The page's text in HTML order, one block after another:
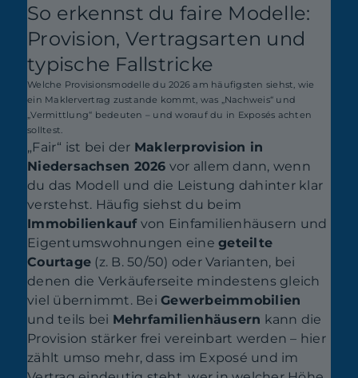
So erkennst du faire Modelle:
Provision, Vertragsarten und
typische Fallstricke
Welche Provisionsmodelle du 2026 am häufigsten siehst, wie
ein Maklervertrag zustande kommt, was „Nachweis“ und
„Vermittlung“ bedeuten – und worauf du in Exposés achten
solltest.
„Fair“ ist bei der Maklerprovision in
Niedersachsen 2026 vor allem dann, wenn
du das Modell und die Leistung dahinter klar
verstehst. Häufig siehst du beim
Immobilienkaufvon Einfamilienhäusern und
Eigentumswohnungen einegeteilte
Courtage (z. B. 50/50) oder Varianten, bei
denen die Verkäuferseite mindestens gleich
viel übernimmt. BeiGewerbeimmobilien
und teils bei Mehrfamilienhäusern kann die
Provision stärker frei vereinbart werden – hier
zählt umso mehr, dass im Exposé und im